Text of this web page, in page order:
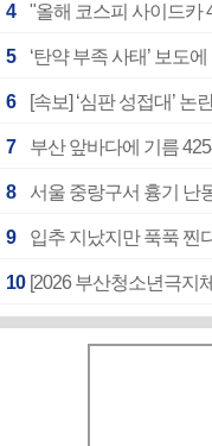
4 "올해 코스피 사이드카
5
6
7 부산 앞바다에 기름
8 서울 중랑구서 흉기 난
9 입추 지났지만 푹푹 찐
10